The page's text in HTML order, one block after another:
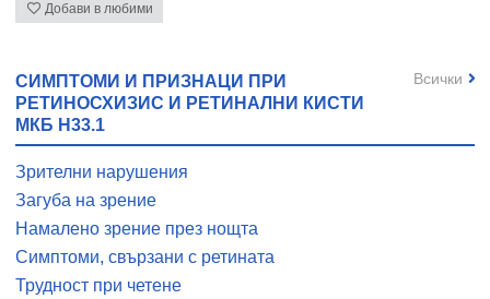
Добави в любими
СИМПТОМИ И ПРИЗНАЦИ ПРИ
РЕТИНОСХИЗИС И РЕТИНАЛНИ КИСТИ
МКБ H33.1
Зрителни нарушения
Загуба на зрение
Намалено зрение през нощта
Симптоми, свързани с ретината
Трудност при четене
Всички